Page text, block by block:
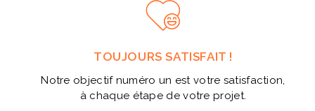
TOUJOURS SATISFAIT !
Notre objectif numéro un est votre satisfaction,
à chaque étape de votre projet.